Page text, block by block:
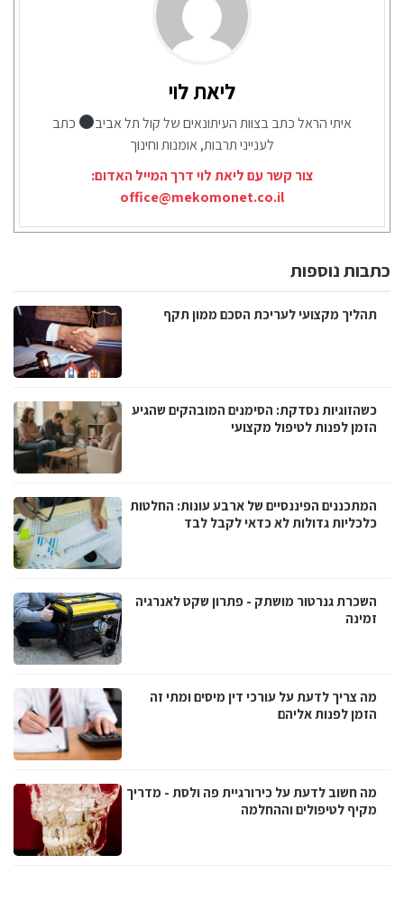
ליאת לוי
איתי הראל כתב בצוות העיתונאים של קול תל אביב
כתב
לענייני תרבות, אומנות וחינוך
צור קשר עם ליאת לוי דרך המייל האדום:
office@mekomonet.co.il
כתבות נוספות
תהליך מקצועי לעריכת הסכם ממון תקף
כשהזוגיות נסדקת: הסימנים המובהקים שהגיע
הזמן לפנות לטיפול מקצועי
המתכננים הפיננסיים של ארבע עונות: החלטות
כלכליות גדולות לא כדאי לקבל לבד
השכרת גנרטור מושתק - פתרון שקט לאנרגיה
זמינה
מה צריך לדעת על עורכי דין מיסים ומתי זה
הזמן לפנות אליהם
מה חשוב לדעת על כירורגיית פה ולסת - מדריך
מקיף לטיפולים וההחלמה